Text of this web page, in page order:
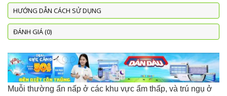
HƯỚNG DẪN CÁCH SỬ DỤNG
ĐÁNH GIÁ (0)
Muỗi thường ẩn nấp ở các khu vực ẩm thấp, và trú ngụ ở